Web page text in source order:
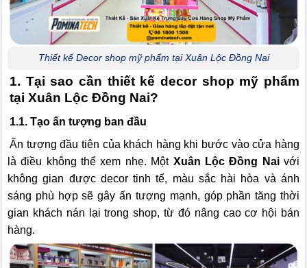
Thiết kế Decor shop mỹ phẩm tại Xuân Lộc Đồng Nai
1. Tại sao cần thiết kế decor shop mỹ phẩm
tại Xuân Lộc Đồng Nai?
1.1. Tạo ấn tượng ban đầu
Ấn tượng đầu tiên của khách hàng khi bước vào cửa hàng
là điều không thể xem nhẹ. Một Xuân Lộc Đồng Naivới
không gian được decor tinh tế, màu sắc hài hòa và ánh
sáng phù hợp sẽ gây ấn tượng mạnh, góp phần tăng thời
gian khách nán lại trong shop, từ đó nâng cao cơ hội bán
hàng.